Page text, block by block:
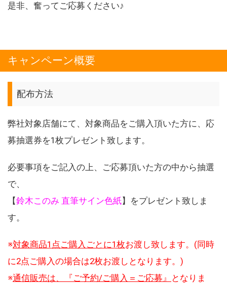
是非、奮ってご応募ください♪
キャンペーン概要
配布方法
弊社対象店舗にて、対象商品をご購入頂いた方に、応
募抽選券を1枚プレゼント致します。
必要事項をご記入の上、ご応募頂いた方の中から抽選
で、
【鈴木このみ 直筆サイン色紙】をプレゼント致しま
す。
※対象商品1点ご購入ごとに1枚お渡し致します。(同時
に2点ご購入の場合は2枚お渡しとなります。)
※通信販売は、『ご予約/ご購入＝ご応募』
となりま